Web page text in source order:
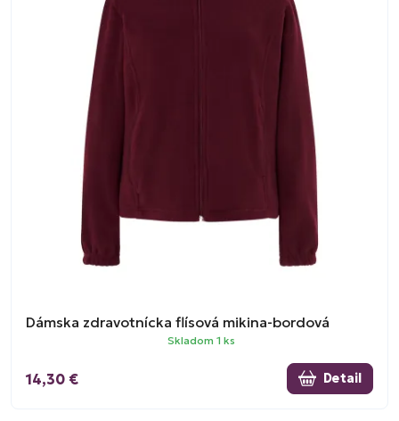
Dámska zdravotnícka flísová mikina-bordová
Skladom 1 ks
14,30 € Detail